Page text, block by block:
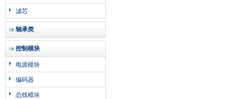
滤芯
轴承类
控制模块
电源模块
编码器
总线模块